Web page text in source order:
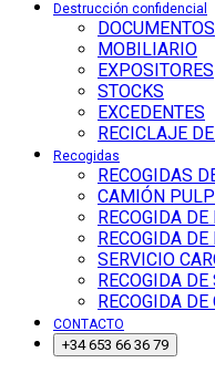
Destrucción confidencial
DOCUMENTOS
MOBILIARIO
EXPOSITORES
STOCKS
EXCEDENTES
RECICLAJE
Recogidas
RECOGIDAS
CAMIÓN
RECOGIDA DE
RECOGIDA
SERVICIO
RECOGIDA DE
RECOGIDA DE
CONTACTO
+34 653 66 36 79